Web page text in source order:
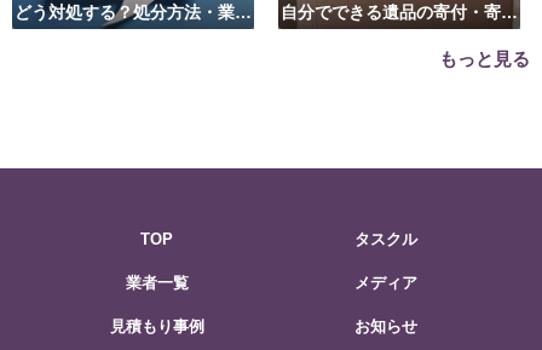
どう対処する？処分方法・業者
自分でできる遺品の寄付・寄贈
もっと見る
TOP
業者一覧
見積もり事例
タスクル
メディア
お知らせ